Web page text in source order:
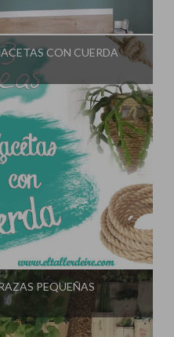
Taller de Ire
CON CUERDA
de Ire
PEQUEÑAS